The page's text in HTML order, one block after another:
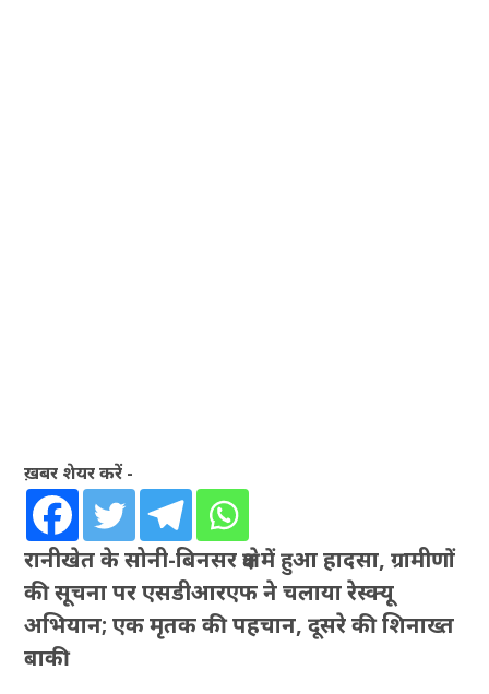
ख़बर शेयर करें -
रानीखेत के सोनी-बिनसर क्षेत्र में हुआ हादसा, ग्रामीणों
की सूचना पर एसडीआरएफ ने चलाया रेस्क्यू
अभियान; एक मृतक की पहचान, दूसरे की शिनाख्त
बाकी